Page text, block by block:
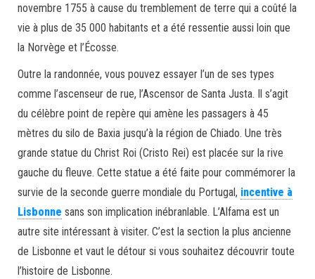
novembre 1755 à cause du tremblement de terre qui a coûté la
vie à plus de 35 000 habitants et a été ressentie aussi loin que
la Norvège et l’Écosse.
Outre la randonnée, vous pouvez essayer l’un de ses types
comme l’ascenseur de rue, l’Ascensor de Santa Justa. Il s’agit
du célèbre point de repère qui amène les passagers à 45
mètres du silo de Baxia jusqu’à la région de Chiado. Une très
grande statue du Christ Roi (Cristo Rei) est placée sur la rive
gauche du fleuve. Cette statue a été faite pour commémorer la
survie de la seconde guerre mondiale du Portugal, incentive à
Lisbonne sans son implication inébranlable. L’Alfama est un
autre site intéressant à visiter. C’est la section la plus ancienne
de Lisbonne et vaut le détour si vous souhaitez découvrir toute
l’histoire de Lisbonne.